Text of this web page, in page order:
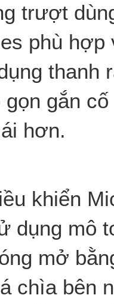
trượt
phù hợp
thanh
gọn gắn
hơn.
khiển
dụng mô
mở
chìa bên